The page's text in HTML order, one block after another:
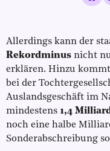
Allerdings kann der
Rekordminus nicht
erklären. Hinzu
bei der
Auslandsgeschäft im
mindestens 1,4
noch eine halbe
Sonderabschreibung